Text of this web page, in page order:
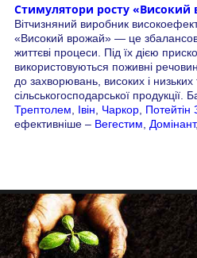
Стимулятори росту «Високий
Вітчизняний виробник
«Високий врожай» — це
життєві процеси. Під їх дією
використовуються поживні
до захворювань, високих і
сільськогосподарської продукції.
Трептолем
Івін Чаркор Потейтін
ефективніше – Вегестим Домінант,